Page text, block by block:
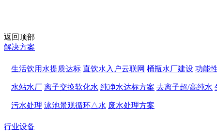
返回顶部
解决方案
生活饮用水提质达标 直饮水入户云联网 桶瓶水厂建设 功能
水站水厂 离子交换软化水 纯净水达标方案 去离子超/高纯水
污水处理 泳池景观循环△水 废水处理方案
行业设备